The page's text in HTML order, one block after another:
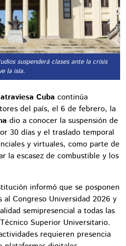
suspenderá clases ante la crisis
la isla.
Cuba continúa
del país, el 6 de febrero, la
dio a conocer la suspensión de
30 días y el traslado temporal
y virtuales, como parte de
la escasez de combustible y los
informó que se posponen
al Congreso Universidad 2026 y
semipresencial a todas las
Superior Universitario.
requieren presencia